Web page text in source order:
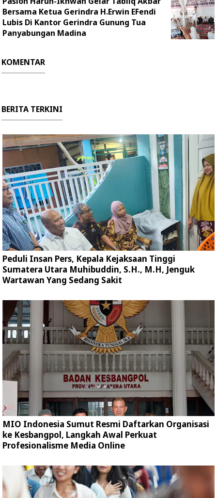
Bersama Ketua Gerindra H.Erwin EFendi
Lubis Di Kantor Gerindra Gunung Tua
Panyabungan Madina
KOMENTAR
BERITA TERKINI
Peduli Insan Pers, Kepala Kejaksaan Tinggi
Sumatera Utara Muhibuddin, S.H., M.H, Jenguk
Wartawan Yang Sedang Sakit
MIO Indonesia Sumut Resmi Daftarkan Organisasi
ke Kesbangpol, Langkah Awal Perkuat
Profesionalisme Media Online